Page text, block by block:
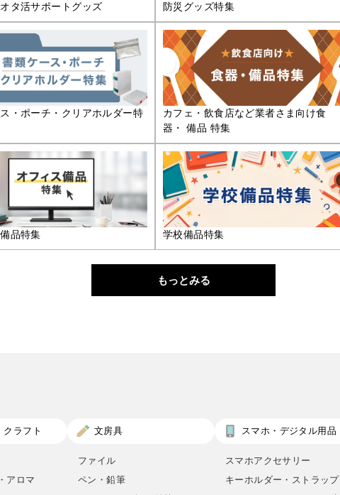
タ活サポートグッズ 防災グッズ特集
・ポーチ・クリアホルダー特
カフェ・飲食店など業者さま向け食
器・ 備品 特集
品特集 学校備品特集
もっとみる
クラフト
アロマ
文房具
ファイル
ペン・鉛筆
スマホ・デジタル用品
スマホアクセサリー
キーホルダー・ストラップ